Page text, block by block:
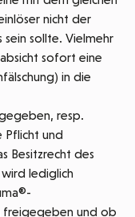
nicht der
sollte. Vielmehr
sofort eine
in die
resp.
Pflicht und
Besitzrecht des
wird lediglich
freigegeben und ob